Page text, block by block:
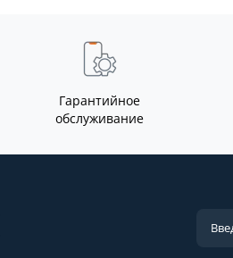
Гарантийное
обслуживание